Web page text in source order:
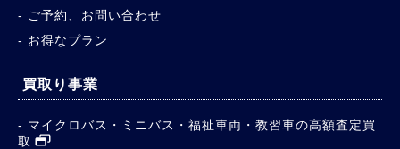
ご予約、お問い合わせ
お得なプラン
買取り事業
マイクロバス・ミニバス・福祉車両・教習車の高額査定買
取